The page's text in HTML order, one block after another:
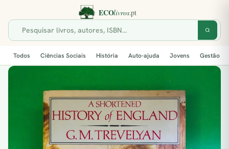
Todos Ciências Sociais História Auto-ajuda Jovens Gestão